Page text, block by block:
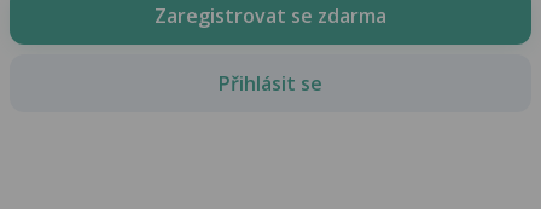
Zaregistrovat se zdarma
Přihlásit se